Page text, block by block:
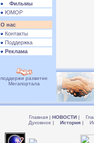
Фильмы
ЮМОР
О нас
Контакты
Поддержка
Реклама
поддержи развитие
Мегапортала
Главная | НОВОСТИ |
Духовное | История |